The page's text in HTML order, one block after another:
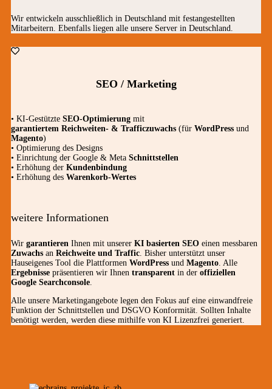
Wir entwickeln ausschließlich in Deutschland mit festangestellten
Mitarbeitern. Ebenfalls liegen alle unsere Server in Deutschland.
SEO / Marketing
• KI-Gestützte SEO-Optimierung mit
garantiertem Reichweiten- & Trafficzuwachs (für WordPress und
Magento)
• Optimierung des Designs
• Einrichtung der Google & Meta Schnittstellen
• Erhöhung der Kundenbindung
• Erhöhung des Warenkorb-Wertes
weitere Informationen
Wir garantieren Ihnen mit unserer KI basierten SEO einen messbaren
Zuwachs an Reichweite und Traffic. Bisher unterstützt unser
Hauseigenes Tool die Plattformen WordPress und Magento. Alle
Ergebnisse präsentieren wir Ihnen transparent in der offiziellen
Google Searchconsole.
Alle unsere Marketingangebote legen den Fokus auf eine einwandfreie
Funktion der Schnittstellen und DSGVO Konformität. Sollten Inhalte
benötigt werden, werden diese mithilfe von KI Lizenzfrei generiert.